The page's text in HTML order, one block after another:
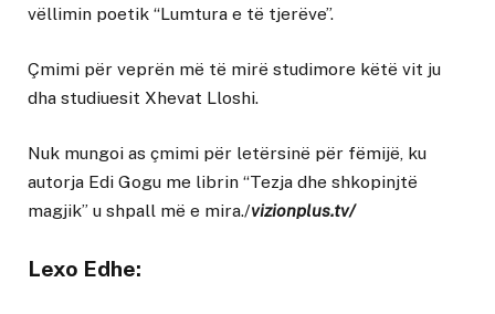
vëllimin poetik “Lumtura e të tjerëve”.
Çmimi për veprën më të mirë studimore këtë vit ju
dha studiuesit Xhevat Lloshi.
Nuk mungoi as çmimi për letërsinë për fëmijë, ku
autorja Edi Gogu me librin “Tezja dhe shkopinjtë
magjik” u shpall më e mira./vizionplus.tv/
Lexo Edhe: